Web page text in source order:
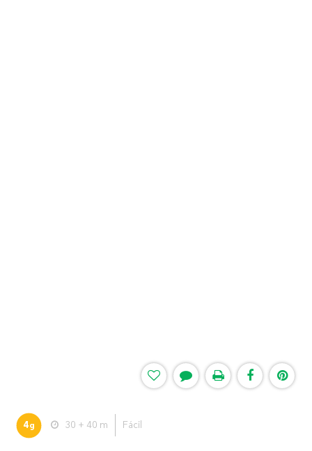
4g 30 + 40 m Fácil